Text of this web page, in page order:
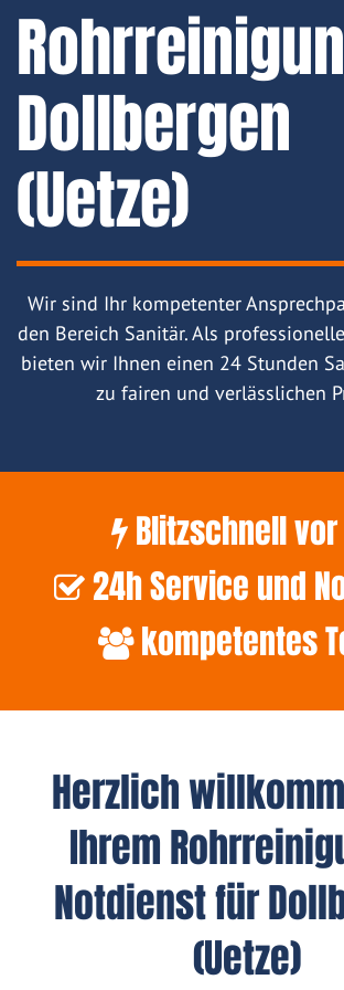
Dollbergen
(Uetze)
Wir sind Ihr kompetenter
den Bereich Sanitär. Als
bieten wir Ihnen einen 24 Stunden
zu fairen und verlässlichen
Blitzschnell vor
24h Service und
kompetentes
Herzlich
Ihrem
Notdienst für
(Uetze)